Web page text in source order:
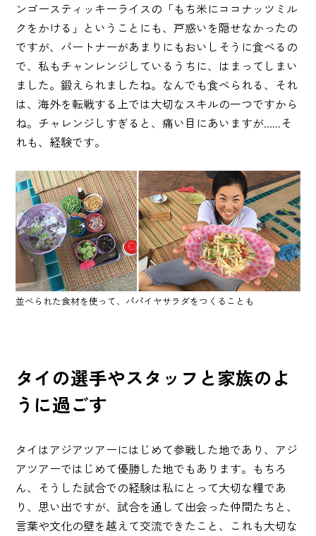
ンゴースティッキーライスの「もち米にココナッツミル
クをかける」ということにも、戸惑いを隠せなかったの
ですが、パートナーがあまりにもおいしそうに食べるの
で、私もチャンレンジしているうちに、はまってしまい
ました。鍛えられましたね。なんでも食べられる、それ
は、海外を転戦する上では大切なスキルの一つですから
ね。チャレンジしすぎると、痛い目にあいますが......そ
れも、経験です。
並べられた食材を使って、パパイヤサラダをつくることも
タイの選手やスタッフと家族のよ
うに過ごす
タイはアジアツアーにはじめて参戦した地であり、アジ
アツアーではじめて優勝した地でもあります。もちろ
ん、そうした試合での経験は私にとって大切な糧であ
り、思い出ですが、試合を通して出会った仲間たちと、
言葉や文化の壁を越えて交流できたこと、これも大切な